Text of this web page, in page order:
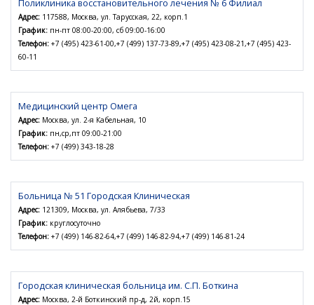
Поликлиника восстановительного лечения № 6 Филиал
Адрес: 117588, Москва, ул. Тарусская, 22, корп.1
График: пн-пт 08:00-20:00, сб 09:00-16:00
Телефон: +7 (495) 423-61-00,+7 (499) 137-73-89,+7 (495) 423-08-21,+7 (495) 423-
60-11
Медицинский центр Омега
Адрес: Москва, ул. 2-я Кабельная, 10
График: пн,ср,пт 09:00-21:00
Телефон: +7 (499) 343-18-28
Больница № 51 Городская Клиническая
Адрес: 121309, Москва, ул. Алябьева, 7/33
График: круглосуточно
Телефон: +7 (499) 146-82-64,+7 (499) 146-82-94,+7 (499) 146-81-24
Городская клиническая больница им. С.П. Боткина
Адрес: Москва, 2-й Боткинский пр-д, 2й, корп.15